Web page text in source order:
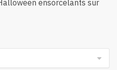
ensorcelants sur